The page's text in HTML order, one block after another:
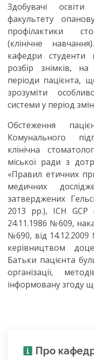
Здобувачі
факультету
профілактики
(клінічне
кафедри
розбір знімків, на
періоди пацієнта,
зрозуміти
системи у період
Обстеження
Комунального
клінічна
міської ради з
«Правил етичних
медичних
затверджених
2013 рр.), ICH
24.11.1986 №609,
№690, від 14.12.2009
керівництвом
Батьки пацієнта
організації,
інформовану згоду
Про